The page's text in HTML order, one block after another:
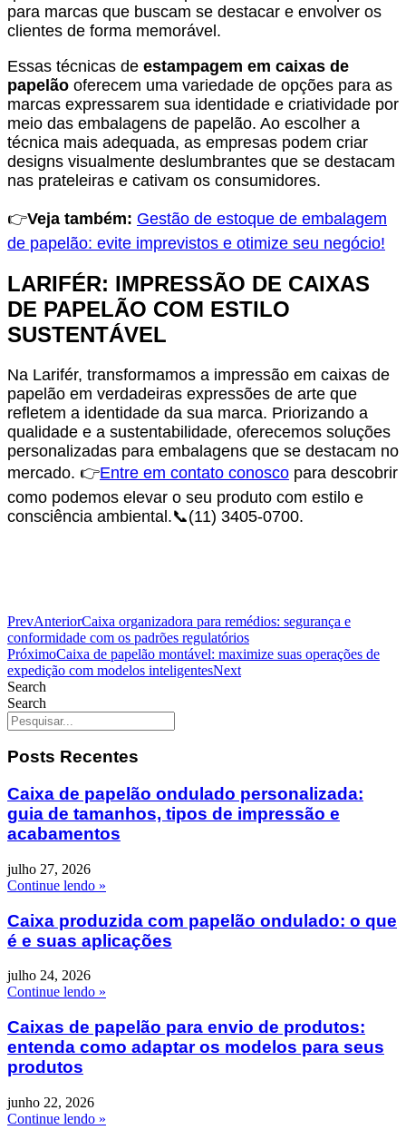
para marcas que buscam se destacar e envolver os
clientes de forma memorável.
Essas técnicas de estampagem em caixas de
papelão oferecem uma variedade de opções para as
marcas expressarem sua identidade e criatividade por
meio das embalagens de papelão. Ao escolher a
técnica mais adequada, as empresas podem criar
designs visualmente deslumbrantes que se destacam
nas prateleiras e cativam os consumidores.
👉Veja também: Gestão de estoque de embalagem
de papelão: evite imprevistos e otimize seu negócio!
LARIFÉR: IMPRESSÃO DE CAIXAS
DE PAPELÃO COM ESTILO
SUSTENTÁVEL
Na Larifér, transformamos a impressão em caixas de
papelão em verdadeiras expressões de arte que
refletem a identidade da sua marca. Priorizando a
qualidade e a sustentabilidade, oferecemos soluções
personalizadas para embalagens que se destacam no
mercado. 👉Entre em contato conosco para descobrir
como podemos elevar o seu produto com estilo e
consciência ambiental.📞(11) 3405-0700.
PrevAnteriorCaixa organizadora para remédios: segurança e
conformidade com os padrões regulatórios
PróximoCaixa de papelão montável: maximize suas operações de
expedição com modelos inteligentesNext
Search
Search
Posts Recentes
Caixa de papelão ondulado personalizada:
guia de tamanhos, tipos de impressão e
acabamentos
julho 27, 2026
Continue lendo »
Caixa produzida com papelão ondulado: o que
é e suas aplicações
julho 24, 2026
Continue lendo »
Caixas de papelão para envio de produtos:
entenda como adaptar os modelos para seus
produtos
junho 22, 2026
Continue lendo »